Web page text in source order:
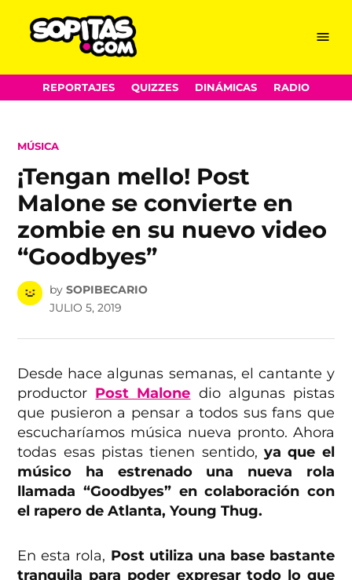
Skip
to
Menu
REPORTAJES QUIZZES DINÁMICAS RADIO
POSTED
MÚSICA
¡Tengan mello! Post
Malone se convierte en
zombie en su nuevo video
“Goodbyes”
by SOPIBECARIO
JULIO 5, 2019
Desde hace algunas semanas, el cantante y
productor Post Malone dio algunas pistas
que pusieron a pensar a todos sus fans que
escucharíamos música nueva pronto. Ahora
todas esas pistas tienen sentido, ya que el
músico ha estrenado una nueva rola
llamada “Goodbyes” en colaboración con
el rapero de Atlanta, Young Thug.
En esta rola, Post utiliza una base bastante
tranquila para poder expresar todo lo que